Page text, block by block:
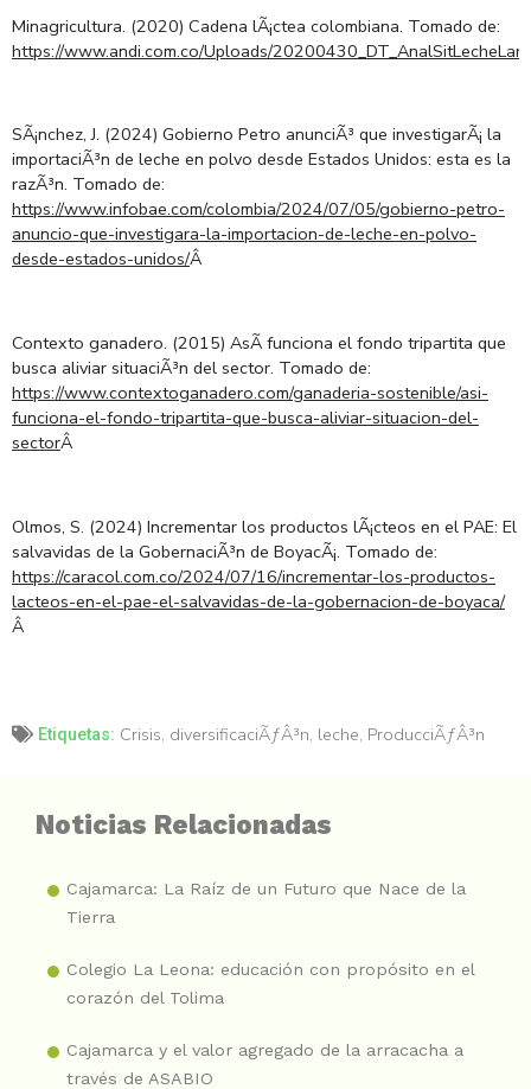
Minagricultura. (2020) Cadena lÃ¡ctea colombiana. Tomado de:
https://www.andi.com.co/Uploads/
SÃ¡nchez, J. (2024) Gobierno Petro anunciÃ³ que investigarÃ¡ la
importaciÃ³n de leche en polvo desde Estados Unidos: esta es la
razÃ³n. Tomado de:
https://www.infobae.com/colombia/2024/07/05/gobierno-petro-
anuncio-que-investigara-la-importacion-de-leche-en-polvo-
desde-estados-unidos/Â
Contexto ganadero. (2015) AsÃ­ funciona el fondo tripartita que
busca aliviar situaciÃ³n del sector. Tomado de:
https://www.contextoganadero.com/ganaderia-sostenible/asi-
funciona-el-fondo-tripartita-que-busca-aliviar-situacion-del-
sectorÂ
Olmos, S. (2024) Incrementar los productos lÃ¡cteos en el PAE: El
salvavidas de la GobernaciÃ³n de BoyacÃ¡. Tomado de:
https://caracol.com.co/2024/07/16/incrementar-los-productos-
lacteos-en-el-pae-el-salvavidas-de-la-gobernacion-de-boyaca/
Â
Etiquetas: Crisis, diversificaciÃƒÂ³n, leche, ProducciÃƒÂ³n
Noticias Relacionadas
Cajamarca: La Raíz de un Futuro que Nace de la
Tierra
Colegio La Leona: educación con propósito en el
corazón del Tolima
Cajamarca y el valor agregado de la arracacha a
través de ASABIO